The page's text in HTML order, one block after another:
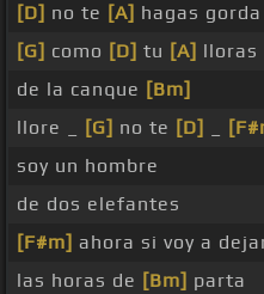
[D] no te [A] hagas
[G] como [D] tu [A] lloras
de la canque [Bm]
llore _
[G] no te [D]
soy un hombre
de dos elefantes
[F#m] ahora si voy a
las horas de [Bm] parta